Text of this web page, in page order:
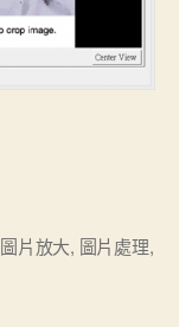
圖片放大, 圖片處理,